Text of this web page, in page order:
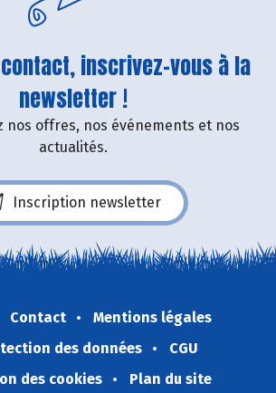
inscrivez-vous à la
newsletter !
nos offres, nos événements et nos
actualités.
Inscription newsletter
Contact
Mentions légales
des données
CGU
des cookies
Plan du site